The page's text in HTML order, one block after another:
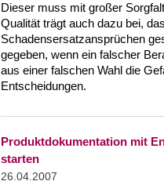
Dieser muss mit großer
Qualität trägt auch dazu bei,
Schadensersatzansprüchen
gegeben, wenn ein falscher
aus einer falschen Wahl die
Entscheidungen.
Produktdokumentation mit
starten
26.04.2007